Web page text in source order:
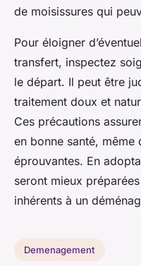
de moisissures qui
Pour éloigner
transfert, inspectez
le départ. Il peut être
traitement doux et
Ces précautions
en bonne santé, même
éprouvantes. En
seront mieux
inhérents à un
Demenagement